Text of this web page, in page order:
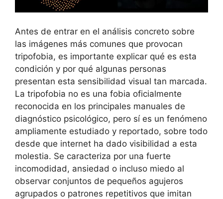
Antes de entrar en el análisis concreto sobre
las imágenes más comunes que provocan
tripofobia, es importante explicar qué es esta
condición y por qué algunas personas
presentan esta sensibilidad visual tan marcada.
La tripofobia no es una fobia oficialmente
reconocida en los principales manuales de
diagnóstico psicológico, pero sí es un fenómeno
ampliamente estudiado y reportado, sobre todo
desde que internet ha dado visibilidad a esta
molestia. Se caracteriza por una fuerte
incomodidad, ansiedad o incluso miedo al
observar conjuntos de pequeños agujeros
agrupados o patrones repetitivos que imitan